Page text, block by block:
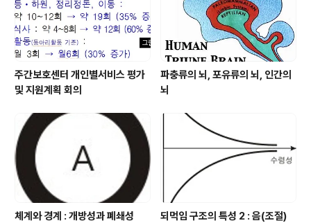
주간보호센터 개인별서비스 평가
및 지원계획 회의
파충류의 뇌, 포유류의 뇌, 인간의
뇌
체계와 경계 : 개방성과 폐쇄성
되먹임 구조의 특성 2 : 음(조절)